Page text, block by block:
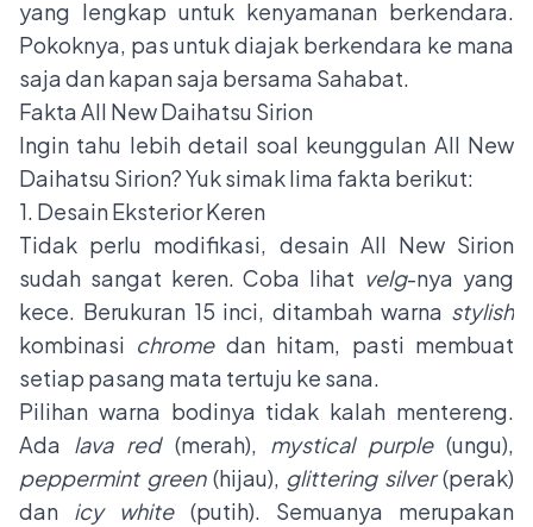
yang lengkap untuk kenyamanan berkendara.
Pokoknya, pas untuk diajak berkendara ke mana
saja dan kapan saja bersama Sahabat.
Fakta All New Daihatsu Sirion
Ingin tahu lebih detail soal keunggulan All New
Daihatsu Sirion? Yuk simak lima fakta berikut:
1. Desain Eksterior Keren
Tidak perlu modifikasi, desain All New Sirion
sudah sangat keren. Coba lihat velg-nya yang
kece. Berukuran 15 inci, ditambah warna stylish
kombinasi chromedan hitam, pasti membuat
setiap pasang mata tertuju ke sana.
Pilihan warna bodinya tidak kalah mentereng.
Ada lava red(merah), mystical purple(ungu),
peppermint green(hijau), glittering silver(perak)
dan icy white(putih). Semuanya merupakan